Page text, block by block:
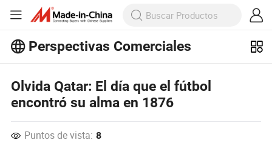
Perspectivas Comerciales
Perspectivas Comerciales!
Olvida Qatar: El día que el fútbol
encontró su alma en 1876
Puntos de vista: 8